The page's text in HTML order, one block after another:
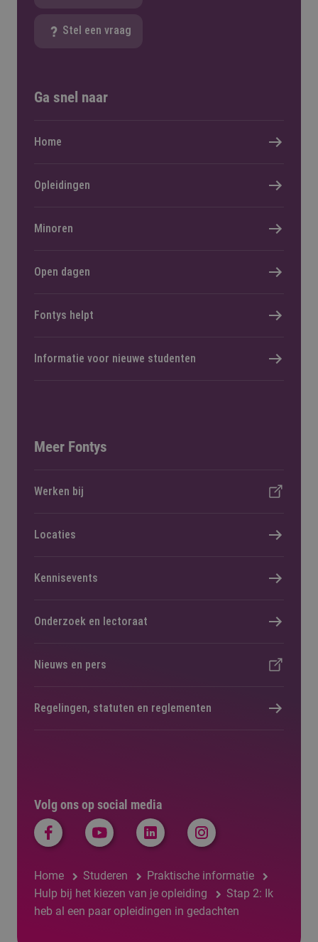
Stel een vraag
Volg ons op social media
Home Studeren
Praktische informatie
Hulp bij het kiezen van je opleiding
Stap 2: Ik
heb al een paar opleidingen in gedachten
Ga snel naar
Home
Opleidingen
Minoren
Open dagen
Fontys helpt
Informatie voor nieuwe studenten
Meer Fontys
Werken bij
Locaties
Kennisevents
Onderzoek en lectoraat
Nieuws en pers
Regelingen, statuten en reglementen